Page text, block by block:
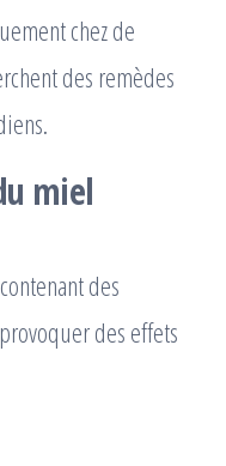
chez de
des remèdes
miel
des
des effets